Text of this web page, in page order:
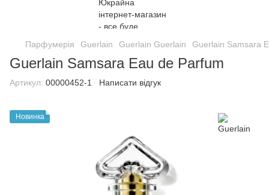
Парфумерія Guerlain Guerlain Guerlain Guerlain Samsara
Guerlain Samsara Eau de Parfum
Артикул: 00000452-1 Написати відгук
Новинка